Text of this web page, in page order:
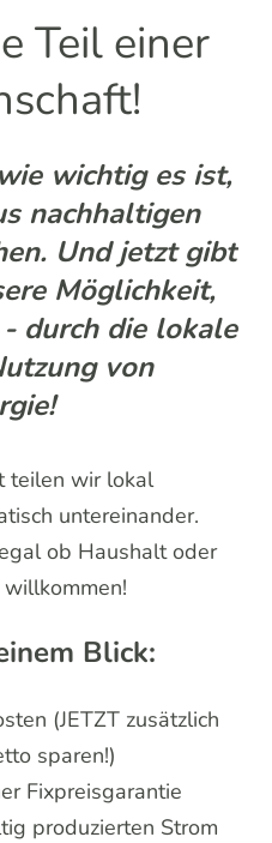
Teil einer
wichtig es ist,
nachhaltigen
Und jetzt gibt
Möglichkeit,
durch die lokale
von
teilen wir lokal
untereinander.
ob Haushalt oder
Blick:
(JETZT zusätzlich
sparen!)
Fixpreisgarantie
produzierten Strom